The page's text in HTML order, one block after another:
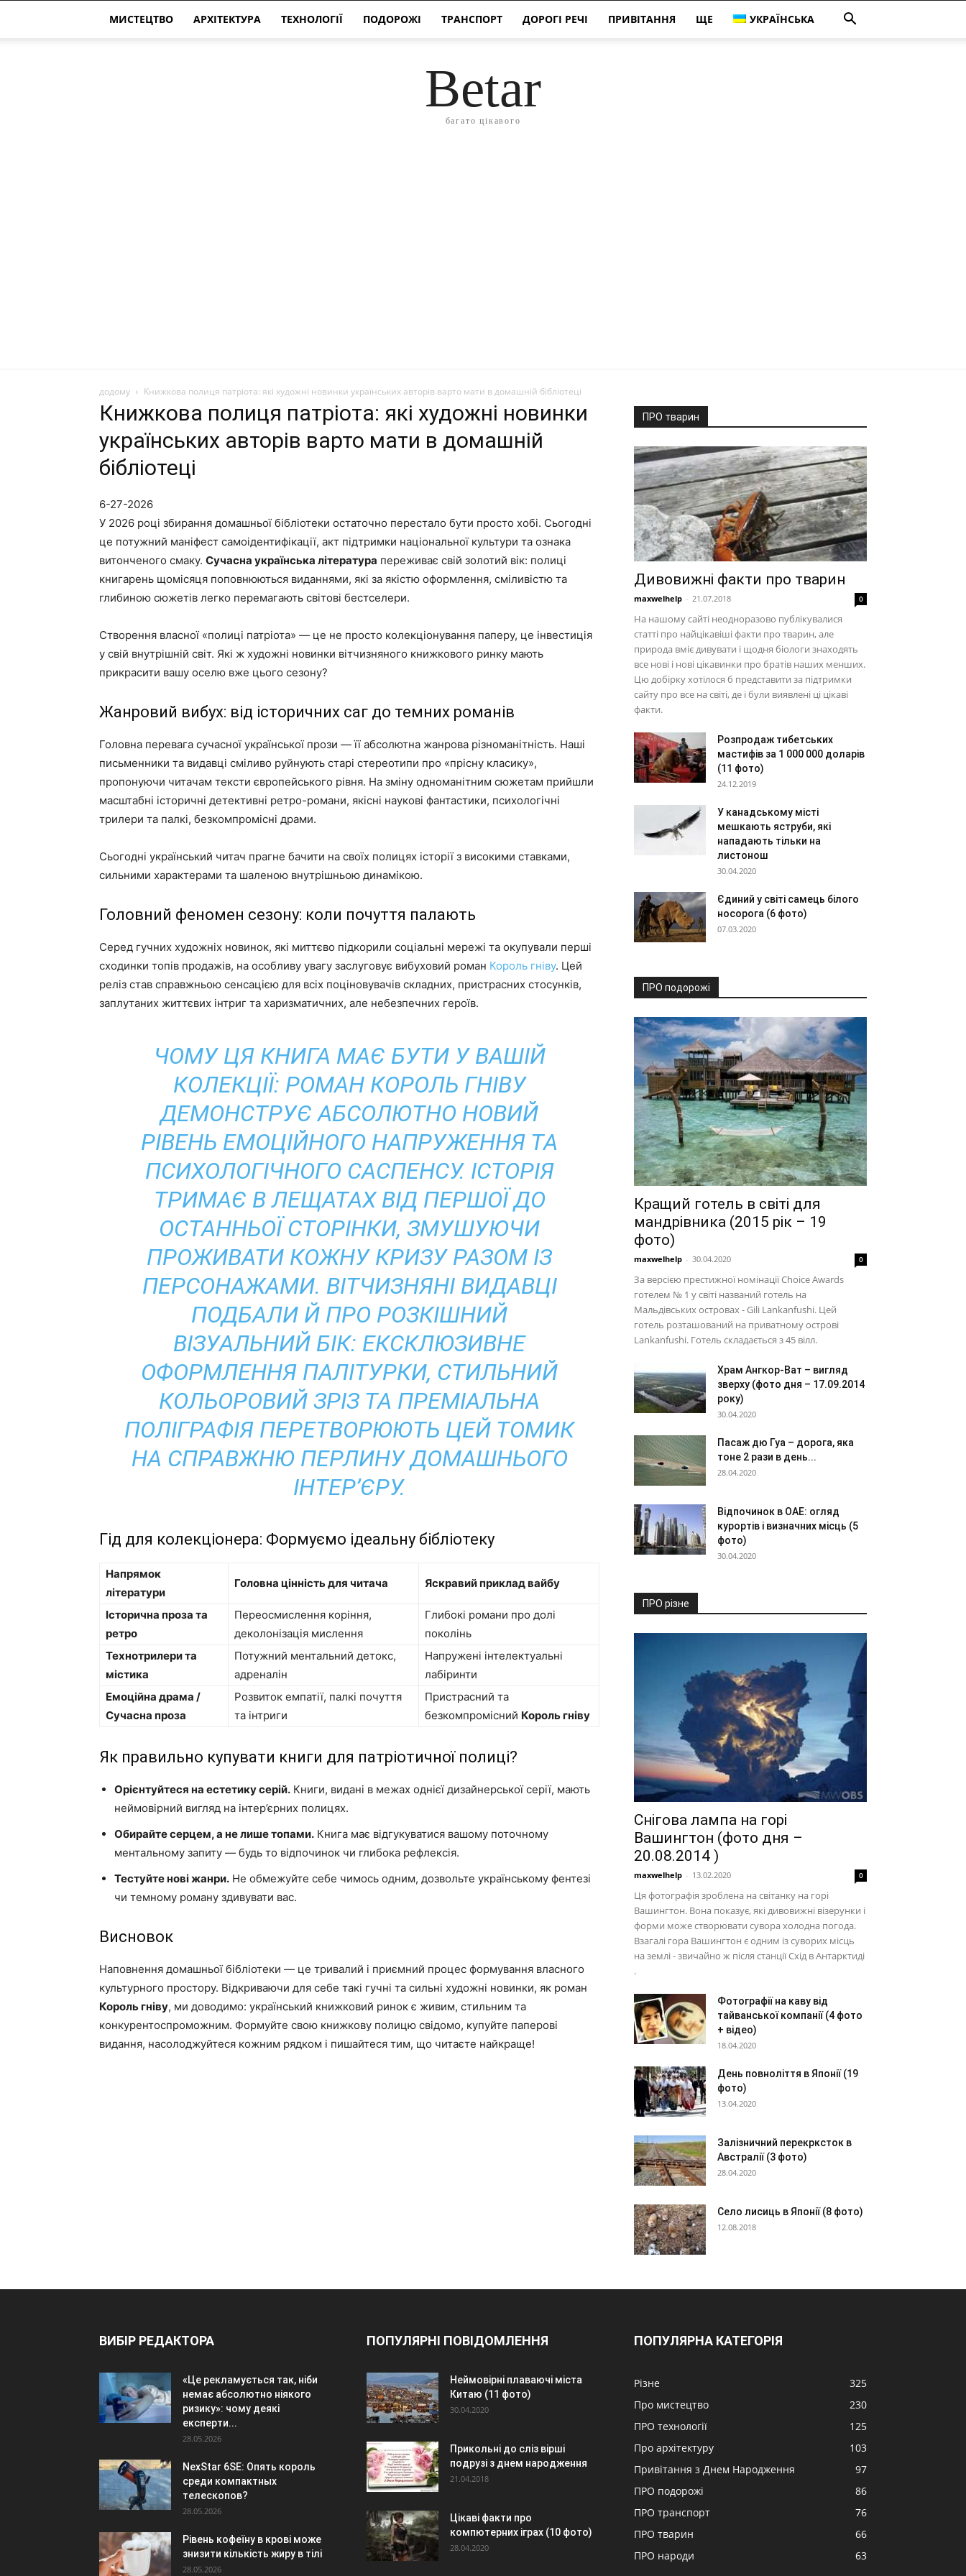
МИСТЕЦТВО АРХІТЕКТУРА ТЕХНОЛОГІЇ ПОДОРОЖІ ТРАНСПОРТ ДОРОГІ РЕЧІ ПРИВІТАННЯ ЩЕ УКРАЇНСЬКА
Betar
багато цікавого
додому Книжкова полиця патріота: які художні новинки українських авторів варто мати в домашній бібліотеці
Книжкова полиця патріота: які художні новинки
українських авторів варто мати в домашній
бібліотеці
6-27-2026
У 2026 році збирання домашньої бібліотеки остаточно перестало бути просто хобі. Сьогодні
це потужний маніфест самоідентифікації, акт підтримки національної культури та ознака
витонченого смаку. Сучасна українська література переживає свій золотий вік: полиці
книгарень щомісяця поповнюються виданнями, які за якістю оформлення, сміливістю та
глибиною сюжетів легко перемагають світові бестселери.
Створення власної «полиці патріота» — це не просто колекціонування паперу, це інвестиція
у свій внутрішній світ. Які ж художні новинки вітчизняного книжкового ринку мають
прикрасити вашу оселю вже цього сезону?
Жанровий вибух: від історичних саг до темних романів
Головна перевага сучасної української прози — її абсолютна жанрова різноманітність. Наші
письменники та видавці сміливо руйнують старі стереотипи про «прісну класику»,
пропонуючи читачам тексти європейського рівня. На зміну одноманітним сюжетам прийшли
масштабні історичні детективні ретро-романи, якісні наукові фантастики, психологічні
трилери та палкі, безкомпромісні драми.
Сьогодні український читач прагне бачити на своїх полицях історії з високими ставками,
сильними характерами та шаленою внутрішньою динамікою.
Головний феномен сезону: коли почуття палають
Серед гучних художніх новинок, які миттєво підкорили соціальні мережі та окупували перші
сходинки топів продажів, на особливу увагу заслуговує вибуховий роман Король гніву. Цей
реліз став справжньою сенсацією для всіх поціновувачів складних, пристрасних стосунків,
заплутаних життєвих інтриг та харизматичних, але небезпечних героїв.
ЧОМУ ЦЯ КНИГА МАЄ БУТИ У ВАШІЙ
КОЛЕКЦІЇ: РОМАН КОРОЛЬ ГНІВУ
ДЕМОНСТРУЄ АБСОЛЮТНО НОВИЙ
РІВЕНЬ ЕМОЦІЙНОГО НАПРУЖЕННЯ ТА
ПСИХОЛОГІЧНОГО САСПЕНСУ. ІСТОРІЯ
ТРИМАЄ В ЛЕЩАТАХ ВІД ПЕРШОЇ ДО
ОСТАННЬОЇ СТОРІНКИ, ЗМУШУЮЧИ
ПРОЖИВАТИ КОЖНУ КРИЗУ РАЗОМ ІЗ
ПЕРСОНАЖАМИ. ВІТЧИЗНЯНІ ВИДАВЦІ
ПОДБАЛИ Й ПРО РОЗКІШНИЙ
ВІЗУАЛЬНИЙ БІК: ЕКСКЛЮЗИВНЕ
ОФОРМЛЕННЯ ПАЛІТУРКИ, СТИЛЬНИЙ
КОЛЬОРОВИЙ ЗРІЗ ТА ПРЕМІАЛЬНА
ПОЛІГРАФІЯ ПЕРЕТВОРЮЮТЬ ЦЕЙ ТОМИК
НА СПРАВЖНЮ ПЕРЛИНУ ДОМАШНЬОГО
ІНТЕР’ЄРУ.
Гід для колекціонера: Формуємо ідеальну бібліотеку
Напрямок
літератури
Головна цінність для читача Яскравий приклад вайбу
Історична проза та
ретро
Переосмислення коріння,
деколонізація мислення
Глибокі романи про долі
поколінь
Технотрилери та
містика
Потужний ментальний детокс,
адреналін
Напружені інтелектуальні
лабіринти
Емоційна драма /
Сучасна проза
Розвиток емпатії, палкі почуття
та інтриги
Пристрасний та
безкомпромісний Король гніву
Як правильно купувати книги для патріотичної полиці?
Орієнтуйтеся на естетику серій. Книги, видані в межах однієї дизайнерської серії, мають
неймовірний вигляд на інтер’єрних полицях.
Обирайте серцем, а не лише топами. Книга має відгукуватися вашому поточному
ментальному запиту — будь то відпочинок чи глибока рефлексія.
Тестуйте нові жанри. Не обмежуйте себе чимось одним, дозвольте українському фентезі
чи темному роману здивувати вас.
Висновок
Наповнення домашньої бібліотеки — це тривалий і приємний процес формування власного
культурного простору. Відкриваючи для себе такі гучні та сильні художні новинки, як роман
Король гніву, ми доводимо: український книжковий ринок є живим, стильним та
конкурентоспроможним. Формуйте свою книжкову полицю свідомо, купуйте паперові
видання, насолоджуйтеся кожним рядком і пишайтеся тим, що читаєте найкраще!
ПРО тварин
Дивовижні факти про тварин
maxwelhelp - 21.07.2018 0
На нашому сайті неодноразово публікувалися
статті про найцікавіші факти про тварин, але
природа вміє дивувати і щодня біологи знаходять
все нові і нові цікавинки про братів наших менших.
Цю добірку хотілося б представити за підтримки
сайту про все на світі, де і були виявлені ці цікаві
факти.
Розпродаж тибетських
мастифів за 1 000 000 доларів
(11 фото)
24.12.2019
У канадському місті
мешкають яструби, які
нападають тільки на
листонош
30.04.2020
Єдиний у світі самець білого
носорога (6 фото)
07.03.2020
ПРО подорожі
Кращий готель в світі для
мандрівника (2015 рік – 19
фото)
maxwelhelp - 30.04.2020 0
За версією престижної номінації Choice Awards
готелем № 1 у світі названий готель на
Мальдівських островах - Gili Lankanfushi. Цей
готель розташований на приватному острові
Lankanfushi. Готель складається з 45 вілл.
Храм Ангкор-Ват – вигляд
зверху (фото дня – 17.09.2014
року)
30.04.2020
Пасаж дю Гуа – дорога, яка
тоне 2 рази в день...
28.04.2020
Відпочинок в ОАЕ: огляд
курортів і визначних місць (5
фото)
30.04.2020
ПРО різне
Снігова лампа на горі
Вашингтон (фото дня –
20.08.2014 )
maxwelhelp - 13.02.2020 0
Ця фотографія зроблена на світанку на горі
Вашингтон. Вона показує, які дивовижні візерунки і
форми може створювати сувора холодна погода.
Взагалі гора Вашингтон є одним із суворих місць
на землі - звичайно ж після станції Схід в Антарктиді
.
Фотографії на каву від
тайванської компанії (4 фото
+ відео)
18.04.2020
День повноліття в Японії (19
фото)
13.04.2020
Залізничний перекрксток в
Австралії (3 фото)
28.04.2020
Село лисиць в Японії (8 фото)
12.08.2018
ВИБІР РЕДАКТОРА
«Це рекламується так, ніби
немає абсолютно ніякого
ризику»: чому деякі
експерти...
28.05.2026
NexStar 6SE: Опять король
среди компактных
телескопов?
28.05.2026
Рівень кофеїну в крові може
знизити кількість жиру в тілі
28.05.2026
ПОПУЛЯРНІ ПОВІДОМЛЕННЯ
Неймовірні плаваючі міста
Китаю (11 фото)
30.04.2020
Прикольні до сліз вірші
подрузі з днем народження
21.04.2018
Цікаві факти про
компютерних іграх (10 фото)
28.04.2020
ПОПУЛЯРНА КАТЕГОРІЯ
Різне
325
Про мистецтво
230
ПРО технології
125
Про архітектуру
103
Привітання з Днем Народження
97
ПРО подорожі
86
ПРО транспорт
76
ПРО тварин
66
ПРО народи
63